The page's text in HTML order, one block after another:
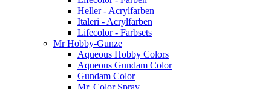
Heller - Acrylfarben
Italeri - Acrylfarben
Lifecolor - Farbsets
Mr Hobby-Gunze
Aqueous Hobby Colors
Aqueous Gundam Color
Gundam Color
Mr. Color Spray